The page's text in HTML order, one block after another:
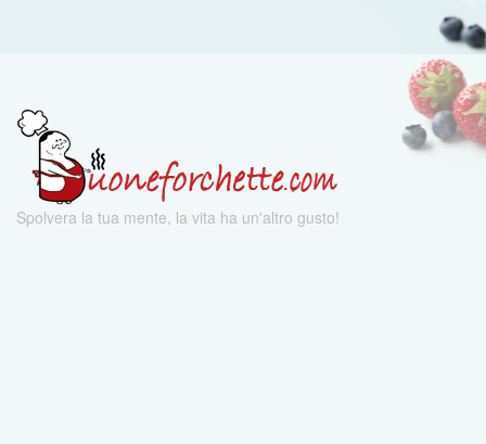
Spolvera la tua mente, la vita ha un'altro gusto!